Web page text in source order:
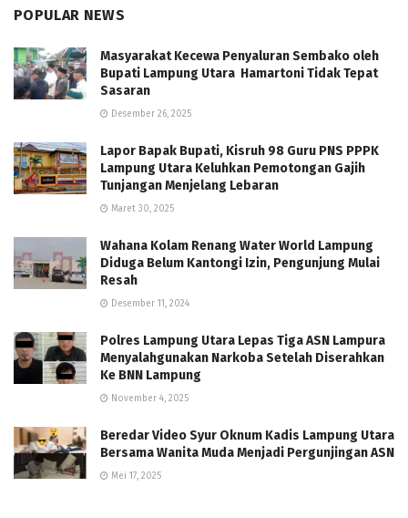
POPULAR NEWS
Masyarakat Kecewa Penyaluran Sembako oleh
Bupati Lampung Utara Hamartoni Tidak Tepat
Sasaran
Desember 26, 2025
Lapor Bapak Bupati, Kisruh 98 Guru PNS PPPK
Lampung Utara Keluhkan Pemotongan Gajih
Tunjangan Menjelang Lebaran
Maret 30, 2025
Wahana Kolam Renang Water World Lampung
Diduga Belum Kantongi Izin, Pengunjung Mulai
Resah
Desember 11, 2024
Polres Lampung Utara Lepas Tiga ASN Lampura
Menyalahgunakan Narkoba Setelah Diserahkan
Ke BNN Lampung
November 4, 2025
Beredar Video Syur Oknum Kadis Lampung Utara
Bersama Wanita Muda Menjadi Pergunjingan ASN
Mei 17, 2025